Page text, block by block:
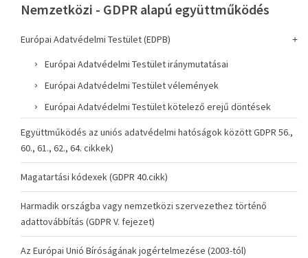
Nemzetközi - GDPR alapú együttműködés
Európai Adatvédelmi Testület (EDPB)
Európai Adatvédelmi Testület iránymutatásai
Európai Adatvédelmi Testület vélemények
Európai Adatvédelmi Testület kötelező erejű döntések
Együttműködés az uniós adatvédelmi hatóságok között GDPR 56.,
60., 61., 62., 64. cikkek)
Magatartási kódexek (GDPR 40.cikk)
Harmadik országba vagy nemzetközi szervezethez történő
adattovábbítás (GDPR V. fejezet)
Az Európai Unió Bíróságának jogértelmezése (2003-tól)